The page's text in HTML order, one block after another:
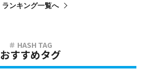
ランキング一覧へ
おすすめタグ